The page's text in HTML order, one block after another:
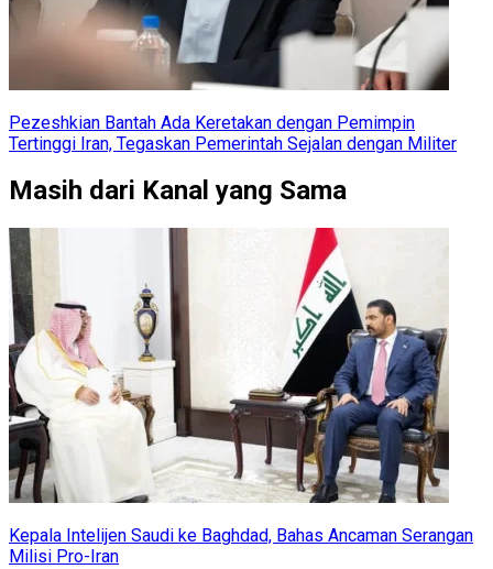
Pezeshkian Bantah Ada Keretakan dengan Pemimpin
Tertinggi Iran, Tegaskan Pemerintah Sejalan dengan Militer
Masih dari Kanal yang Sama
Kepala Intelijen Saudi ke Baghdad, Bahas Ancaman Serangan
Milisi Pro-Iran